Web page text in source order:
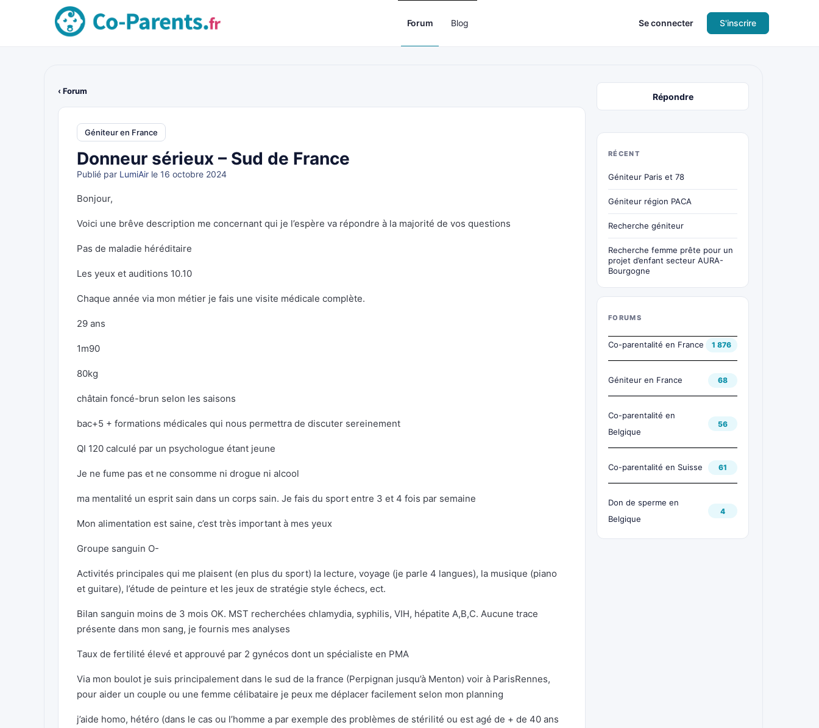
Forum Blog Se connecter S'inscrire
‹ Forum
Géniteur en France
Donneur sérieux – Sud de France
Publié par LumiAir le 16 octobre 2024
Bonjour,
Voici une brêve description me concernant qui je l’espère va répondre à la majorité de vos questions
Pas de maladie héréditaire
Les yeux et auditions 10.10
Chaque année via mon métier je fais une visite médicale complète.
29 ans
1m90
80kg
châtain foncé-brun selon les saisons
bac+5 + formations médicales qui nous permettra de discuter sereinement
QI 120 calculé par un psychologue étant jeune
Je ne fume pas et ne consomme ni drogue ni alcool
ma mentalité un esprit sain dans un corps sain. Je fais du sport entre 3 et 4 fois par semaine
Mon alimentation est saine, c’est très important à mes yeux
Groupe sanguin O-
Activités principales qui me plaisent (en plus du sport) la lecture, voyage (je parle 4 langues), la musique (piano
et guitare), l’étude de peinture et les jeux de stratégie style échecs, ect.
Bilan sanguin moins de 3 mois OK. MST recherchées chlamydia, syphilis, VIH, hépatite A,B,C. Aucune trace
présente dans mon sang, je fournis mes analyses
Taux de fertilité élevé et approuvé par 2 gynécos dont un spécialiste en PMA
Via mon boulot je suis principalement dans le sud de la france (Perpignan jusqu’à Menton) voir à ParisRennes,
pour aider un couple ou une femme célibataire je peux me déplacer facilement selon mon planning
j’aide homo, hétéro (dans le cas ou l’homme a par exemple des problèmes de stérilité ou est agé de + de 40 ans
Répondre
RÉCENT
Géniteur Paris et 78
Géniteur région PACA
Recherche géniteur
Recherche femme prête pour un
projet d’enfant secteur AURA-
Bourgogne
FORUMS
Co-parentalité en France 1 876
Géniteur en France 68
Co-parentalité en
Belgique
56
Co-parentalité en Suisse 61
Don de sperme en
Belgique
4